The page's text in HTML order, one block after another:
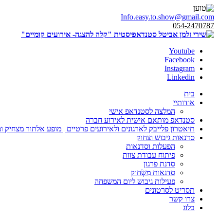
Info.easy.to.show@gmail.com
054-2470787
Youtube
Facebook
Instagram
Linkedin
בית
אודותיי
המלצה לסטנדאפ אישי
סטנדאפ מותאם אישית לאירוע חברה
תיאטרון פלייבק לארגונים ולאירועים פרטיים | מופע אלתור מצחיק
סדנאות גיבוש וצחוק
הפעלות וסדנאות
פיתוח עבודת צוות
סדנת פרגון
סדנאות מִשְׂחוּק
פעילות גיבוש ליום המשפחה
תסריט לסרטונים
צרו קשר
בלוג